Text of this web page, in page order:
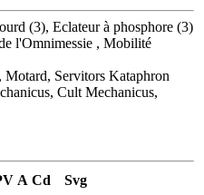
(3), Eclateur à phosphore (3)
l'Omnimessie , Mobilité
Motard, Servitors Kataphron
Cult Mechanicus,
A Cd
Svg